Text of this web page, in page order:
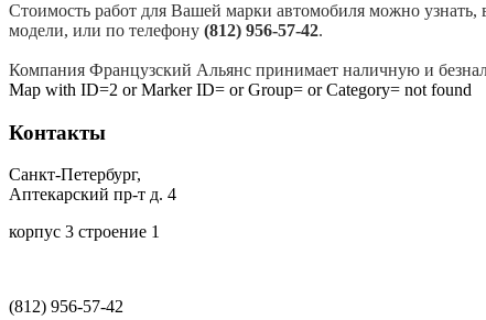
Стоимость работ для Вашей марки автомобиля можно
модели, или по телефону (812) 956-57-42.
Компания Французский Альянс принимает наличную и
Map with ID=2 or Marker ID= or Group= or Category= not found
Контакты
Санкт-Петербург,
Аптекарский пр-т д. 4
корпус 3 строение 1
(812) 956-57-42